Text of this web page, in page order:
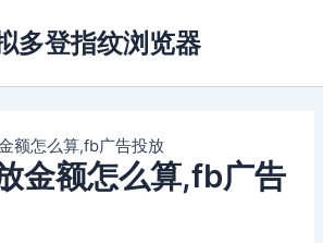
多登指纹浏览器
额怎么算,fb广告投放
金额怎么算,fb广告